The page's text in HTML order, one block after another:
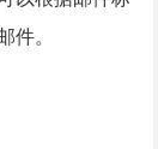
件。